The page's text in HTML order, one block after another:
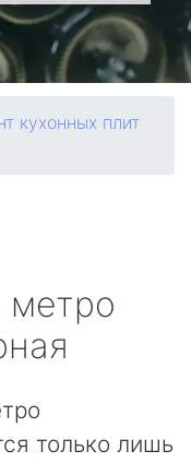
кухонных плит
метро
только лишь